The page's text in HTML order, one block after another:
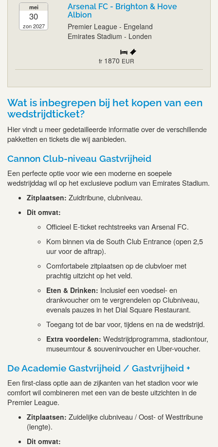
mei
30
zon 2027
Arsenal FC - Brighton & Hove
Albion
Premier League - Engeland
Emirates Stadium - Londen
fr 1870 EUR
Wat is inbegrepen bij het kopen van een
wedstrijdticket?
Hier vindt u meer gedetailleerde informatie over de verschillende
pakketten en tickets die wij aanbieden.
Cannon Club-niveau Gastvrijheid
Een perfecte optie voor wie een moderne en soepele
wedstrijddag wil op het exclusieve podium van Emirates Stadium.
Zitplaatsen: Zuidtribune, clubniveau.
Dit omvat:
Officieel E-ticket rechtstreeks van Arsenal FC.
Kom binnen via de South Club Entrance (open 2,5
uur voor de aftrap).
Comfortabele zitplaatsen op de clubvloer met
prachtig uitzicht op het veld.
Eten & Drinken: Inclusief een voedsel- en
drankvoucher om te vergrendelen op Clubniveau,
evenals pauzes in het Dial Square Restaurant.
Toegang tot de bar voor, tijdens en na de wedstrijd.
Extra voordelen: Wedstrijdprogramma, stadiontour,
museumtour & souvenirvoucher en Uber-voucher.
De Academie Gastvrijheid / Gastvrijheid +
Een first-class optie aan de zijkanten van het stadion voor wie
comfort wil combineren met een van de beste uitzichten in de
Premier League.
Zitplaatsen: Zuidelijke clubniveau / Oost- of Westtribune
(lengte).
Dit omvat: